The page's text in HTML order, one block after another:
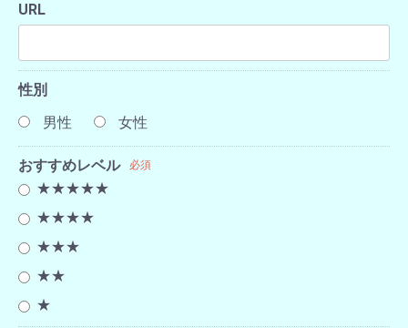
URL
性別
男性
女性
おすすめレベル 必須
★★★★★
★★★★
★★★
★★
★